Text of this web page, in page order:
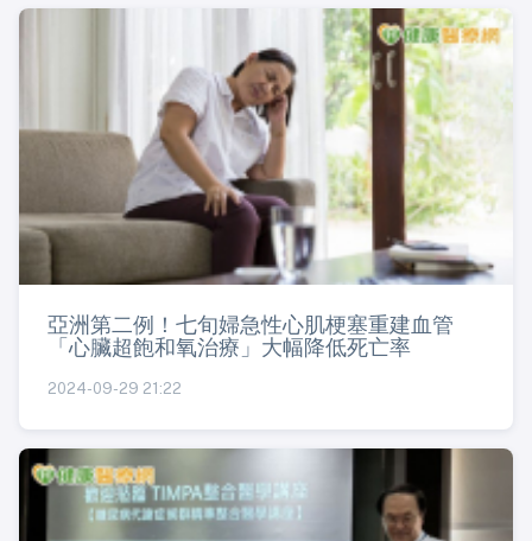
亞洲第二例！七旬婦急性心肌梗塞重建血管
「心臟超飽和氧治療」大幅降低死亡率
2024-09-29 21:22